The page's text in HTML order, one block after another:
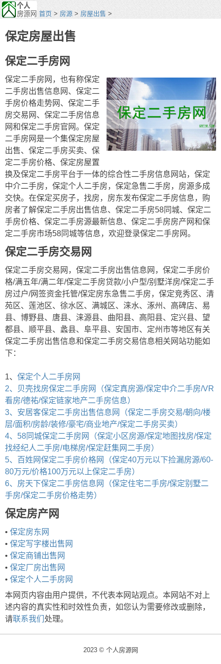
首页 > 房源 > 房屋出售 >
保定房屋出售
保定二手房网
保定二手房网，也有称保定
二手房出售信息网、保定二
手房价格走势网、保定二手
房交易网、保定二手房信息
网和保定二手房官网。保定
二手房网是一个集保定房屋
出售、保定二手房买卖、保
定二手房价格、保定房屋置
换及保定二手房平台于一体的综合性二手房信息网站，保定
中介二手房，保定个人二手房，保定急售二手房，房源多成
交快。在保定买房子，找房，房东发布保定二手房信息，购
房者了解保定二手房出售信息、保定二手房58同城、保定二
手房价格、保定二手房源最新信息、保定二手房房产网和保
定二手房市场58同城等信息，欢迎登录保定二手房网。
保定二手房交易网
保定二手房交易网，保定二手房出售信息网，保定二手房价
格/满五年/满二年/保定二手房贷款/小户型/别墅洋房/保定二手
房过户/网签资金托管/保定房东急售二手房，保定竞秀区、清
苑区、莲池区、徐水区、满城区、涞水、涿州、高碑店、易
县、博野县、唐县、涞源县、曲阳县、高阳县、定兴县、望
都县、顺平县、蠡县、阜平县、安国市、定州市等地区有关
保定二手房出售信息和保定二手房交易信息相关网站功能如
下：
1、 保定个人二手房网
2、贝壳找房保定二手房网（保定真房源/保定中介二手房/VR
看房/德祐/保定链家地产二手房信息）
3、安居客保定二手房出售信息网（保定二手房交易/朝向/楼
层/面积/房龄/装修/豪宅/商业地产/保定二手房买卖）
4、58同城保定二手房网（保定小区房源/保定地图找房/保定
找经纪人二手房/电梯房/保定赶集网二手房）
5、百姓网保定二手房价格网（保定40万元以下捡漏房源/60-
80万元/价格100万元以上保定二手房）
6、房天下保定二手房信息网（保定住宅二手房/保定别墅二
手房/保定二手房价格走势）
保定房产网
• 保定房东网
• 保定写字楼出售网
• 保定商铺出售网
• 保定厂房出售网
• 保定个人二手房网
本网页内容由用户提供，不代表本网站观点。本网站不对上
述内容的真实性和时效性负责，如您认为需要修改或删除，
请联系我们 处理。
2023 © 个人房源网